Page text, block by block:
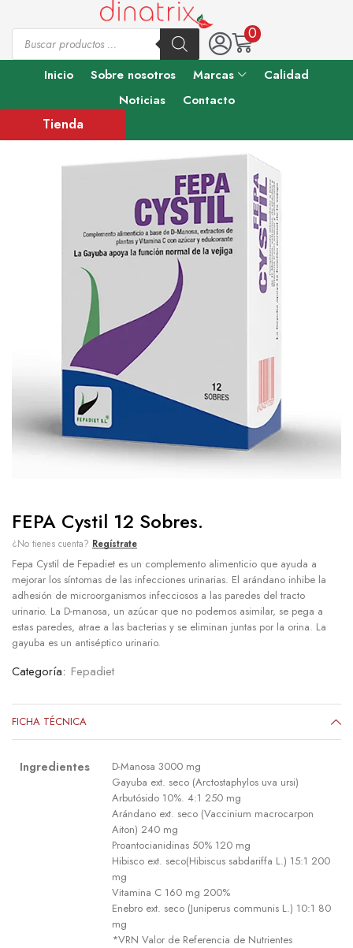
0
Inicio Sobre nosotros Marcas
Calidad
Noticias
Contacto
Tienda
FEPA Cystil 12 Sobres.
¿No tienes cuenta? Regístrate
Fepa Cystil de Fepadiet es un complemento alimenticio que ayuda a
mejorar los síntomas de las infecciones urinarias. El arándano inhibe la
adhesión de microorganismos infecciosos a las paredes del tracto
urinario. La D-manosa, un azúcar que no podemos asimilar, se pega a
estas paredes, atrae a las bacterias y se eliminan juntas por la orina. La
gayuba es un antiséptico urinario.
Categoría: Fepadiet
FICHA TÉCNICA
Ingredientes
D-Manosa 3000 mg
Gayuba ext. seco (Arctostaphylos uva ursi)
Arbutósido 10%. 4:1 250 mg
Arándano ext. seco (Vaccinium macrocarpon
Aiton) 240 mg
Proantocianidinas 50% 120 mg
Hibisco ext. seco(Hibiscus sabdariffa L.) 15:1 200
mg
Vitamina C 160 mg 200%
Enebro ext. seco (Juniperus communis L.) 10:1 80
mg
*VRN Valor de Referencia de Nutrientes